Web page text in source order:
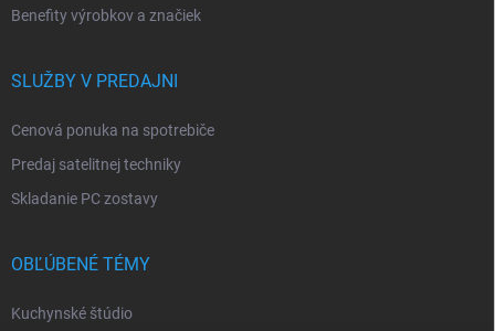
Benefity výrobkov a značiek
SLUŽBY V PREDAJNI
Cenová ponuka na spotrebiče
Predaj satelitnej techniky
Skladanie PC zostavy
OBĽÚBENÉ TÉMY
Kuchynské štúdio